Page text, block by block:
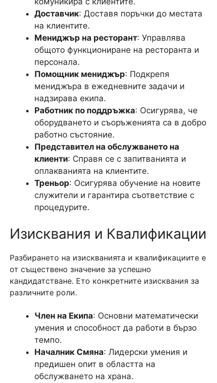
Доставчик: Доставя поръчки до местата
на клиентите.
Мениджър на ресторант: Управлява
общото функциониране на ресторанта и
персонала.
Помощник мениджър: Подкрепя
мениджъра в ежедневните задачи и
надзирава екипа.
Работник по поддръжка: Осигурява, че
оборудването и съоръженията са в добро
работно състояние.
Представител на обслужването на
клиенти: Справя се с запитванията и
оплакванията на клиентите.
Треньор: Осигурява обучение на новите
служители и гарантира съответствие с
процедурите.
Изисквания и Квалификации
Разбирането на изискванията и квалификациите е
от съществено значение за успешно
кандидатстване. Ето конкретните изисквания за
различните роли.
Член на Екипа: Основни математически
умения и способност да работи в бързо
темпо.
Началник Смяна: Лидерски умения и
предишен опит в областта на
обслужването на храна.